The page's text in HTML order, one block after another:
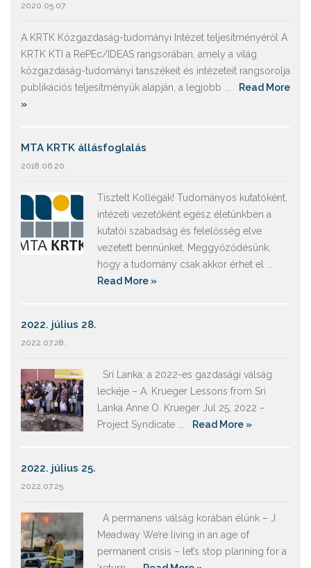
2020.05.07.
A KRTK Közgazdaság-tudományi Intézet teljesítményéről A
KRTK KTI a RePEc/IDEAS rangsorában, amely a világ
közgazdaság-tudományi tanszékeit és intézeteit rangsorolja
publikációs teljesítményük alapján, a legjobb ...
Read More
»
MTA KRTK állásfoglalás
2018.06.20.
Tisztelt Kollégák! Tudományos kutatóként,
intézeti vezetőként egész életünkben a
kutatói szabadság és felelősség elve
vezetett bennünket. Meggyőződésünk,
hogy a tudomány csak akkor érhet el ...
Read More »
2022. július 28.
2022.07.28.
Srí Lanka: a 2022-es gazdasági válság
leckéje – A. Krueger Lessons from Sri
Lanka Anne O. Krueger Jul 25, 2022 –
Project Syndicate ...
Read More »
2022. július 25.
2022.07.25.
A permanens válság korában élünk – J.
Meadway We’re living in an age of
permanent crisis – let’s stop planning for a